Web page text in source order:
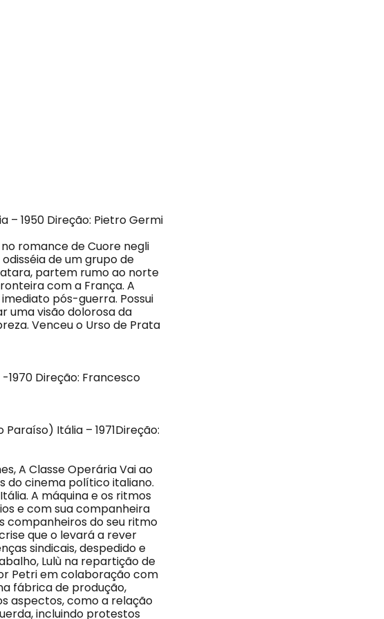
– 1950 Direção: Pietro Germi
romance de Cuore negli
de um grupo de
partem rumo ao norte
com a França. A
pós-guerra. Possui
uma visão dolorosa da
Venceu o Urso de Prata
Direção: Francesco
Itália – 1971Direção:
A Classe Operária Vai ao
do cinema político italiano.
A máquina e os ritmos
e com sua companheira
companheiros do seu ritmo
que o levará a rever
sindicais, despedido e
Lulù na repartição de
Petri em colaboração com
fábrica de produção,
aspectos, como a relação
incluindo protestos